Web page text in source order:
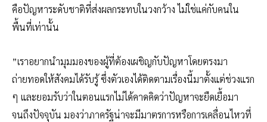
คือปัญหาระดับชาติที่ส่งผลกระทบในวงกว้าง ไม่ใช่แค่กับคนใน
พื้นที่เท่านั้น
”เราอยากนำมุมมองของผู้ที่ต้องเผชิญกับปัญหาโดยตรงมา
ถ่ายทอดให้สังคมได้รับรู้ ซึ่งตัวเองได้ติดตามเรื่องนี้มาตั้งแต่ช่วงแรก
ๆ และยอมรับว่าในตอนแรกไม่ได้คาดคิดว่าปัญหาจะยืดเยื้อมา
จนถึงปัจจุบัน มองว่าภาครัฐน่าจะมีมาตรการหรือการเคลื่อนไหวที่